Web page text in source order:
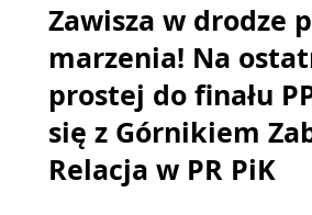
Zawisza w drodze
marzenia! Na
prostej do finału
się z Górnikiem
Relacja w PR PiK